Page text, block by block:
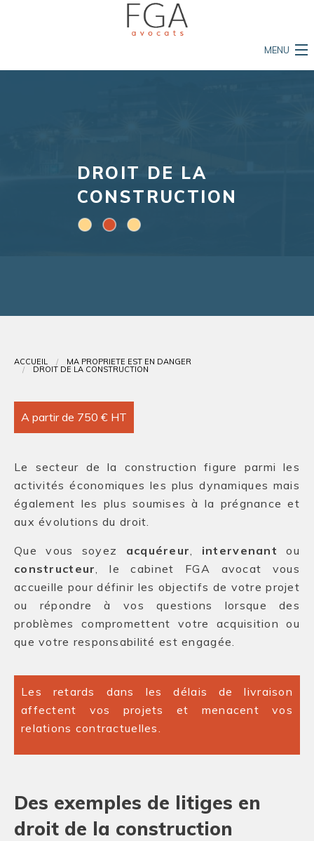
MENU
Mon permis est en danger
Ma vie est en danger
DROIT DE LA
CONSTRUCTION
ACCUEIL MA PROPRIÉTÉ EST EN DANGER
DROIT DE LA CONSTRUCTION
A partir de 750 € HT
Le secteur de la construction figure parmi les
activités économiques les plus dynamiques mais
également les plus soumises à la prégnance et
aux évolutions du droit.
Que vous soyez acquéreur, intervenant
ou
constructeur, le cabinet FGA avocat vous
accueille pour définir les objectifs de votre projet
ou répondre à vos questions lorsque des
problèmes compromettent votre acquisition ou
que votre responsabilité est engagée.
Les retards dans les délais de livraison
affectent vos projets et menacent vos
relations contractuelles.
Des exemples de litiges en
droit de la construction